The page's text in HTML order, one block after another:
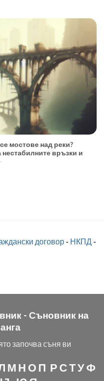
мостове над реки?
нестабилните връзки и
договор- НКПД-
- Съновник на
започва съня ви
М Н О П Р СТУФ